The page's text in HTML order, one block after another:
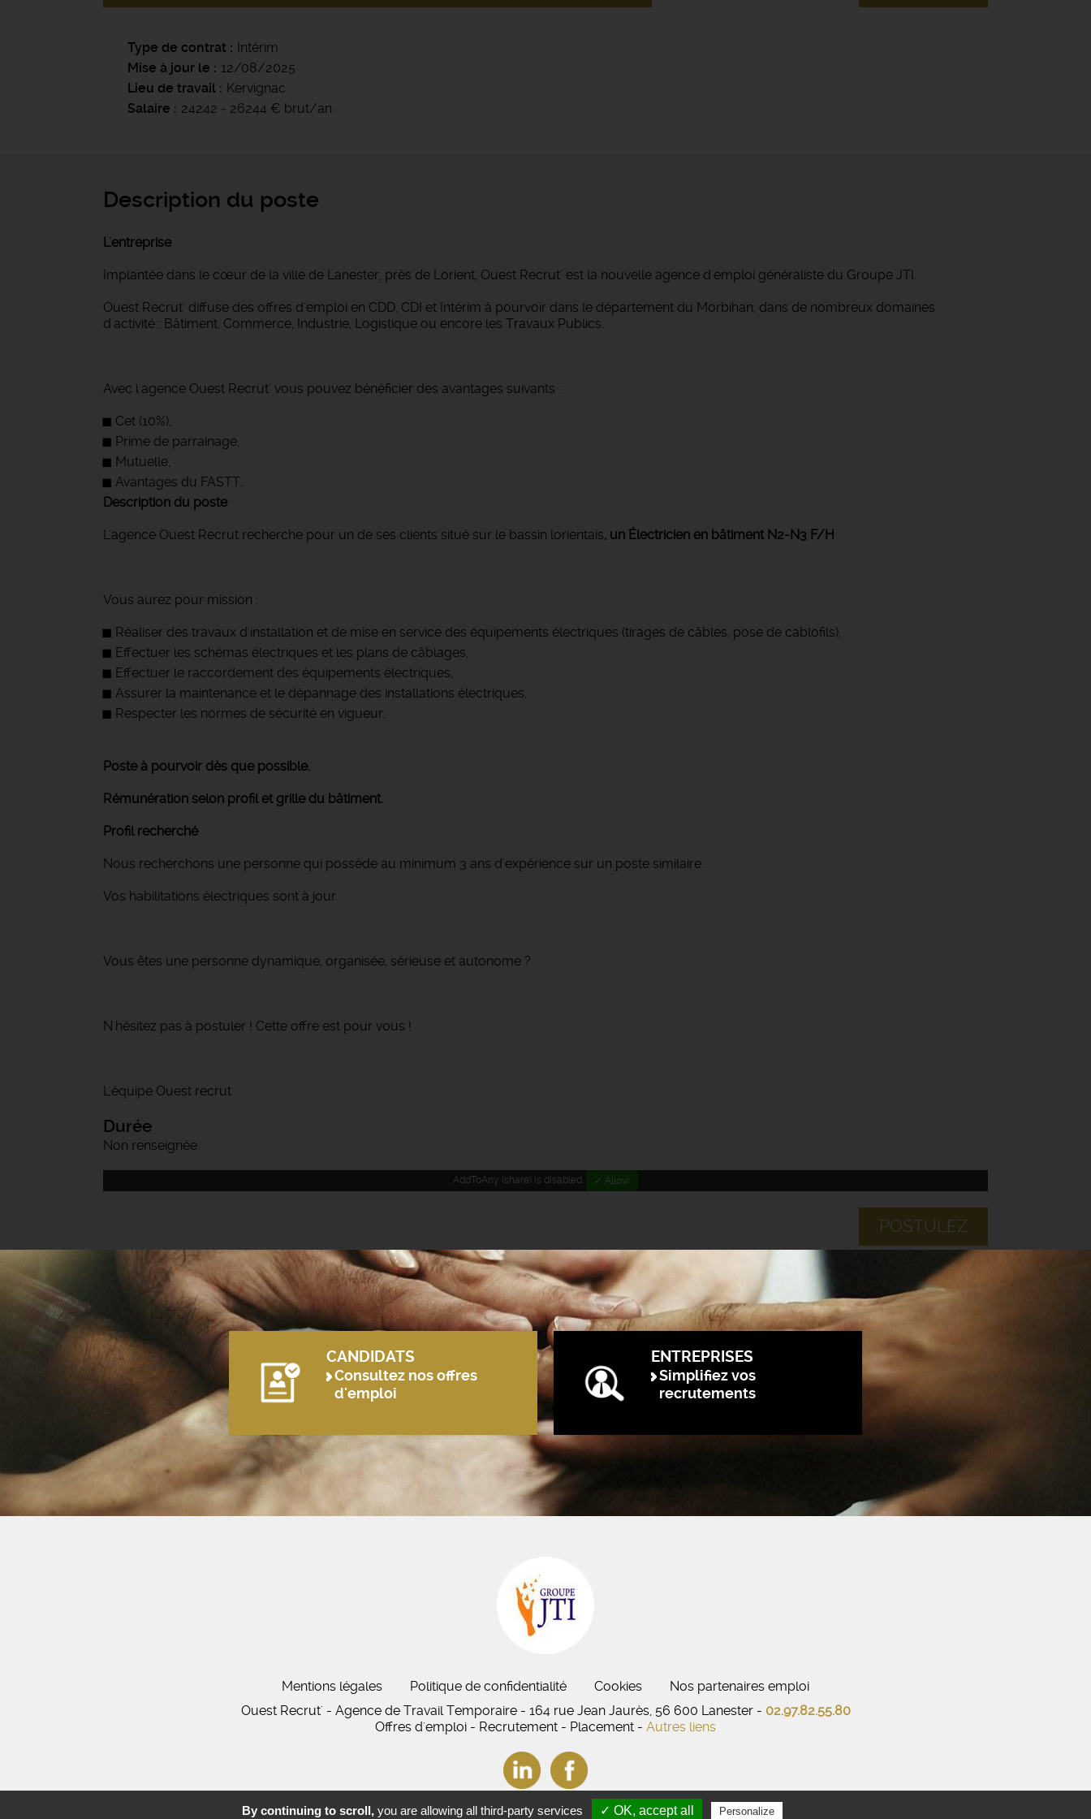
Type de contrat
Intérim
Mise à jour le
12/08/2025
Lieu de travail
Kervignac
Salaire
24242 - 26244 € brut/an
Description du poste
L'entreprise
Implantée dans le cœur de la ville de Lanester, près de Lorient, Ouest Recrut' est la nouvelle agence d'emploi généraliste du Groupe JTI.
Ouest Recrut' diffuse des offres d'emploi en CDD, CDI et Intérim à pourvoir dans le département du Morbihan, dans de nombreux domaines
d'activité : Bâtiment, Commerce, Industrie, Logistique ou encore les Travaux Publics.
Avec l'agence Ouest Recrut' vous pouvez bénéficier des avantages suivants :
Cet (10%),
Prime de parrainage,
Mutuelle,
Avantages du FASTT.
Description du poste
L'agence Ouest Recrut recherche pour un de ses clients situé sur le bassin lorientais, un Électricien en bâtiment N2-N3 F/H
Vous aurez pour mission :
Réaliser des travaux d'installation et de mise en service des équipements électriques (tirages de câbles, pose de cablofils),
Effectuer les schémas électriques et les plans de câblages,
Effectuer le raccordement des équipements électriques,
Assurer la maintenance et le dépannage des installations électriques,
Respecter les normes de sécurité en vigueur.
Poste à pourvoir dès que possible.
Rémunération selon profil et grille du bâtiment.
Profil recherché
Nous recherchons une personne qui possède au minimum 3 ans d'expérience sur un poste similaire.
Vos habilitations électriques sont à jour.
Vous êtes une personne dynamique, organisée, sérieuse et autonome ?
N'hésitez pas à postuler ! Cette offre est pour vous !
L'équipe Ouest recrut
Durée
Non renseignée
AddToAny (share) is disabled. ✓ Allow
POSTULEZ
CANDIDATS
Consultez nos offres
d'emploi
ENTREPRISES
Simplifiez vos
recrutements
Mentions légales Politique de confidentialité Cookies
Nos partenaires emploi
Ouest Recrut' - Agence de Travail Temporaire - 164 rue Jean Jaurès, 56 600 Lanester - 02.97.82.55.80
Offres d'emploi - Recrutement - Placement - Autres liens
By continuing to scroll, you are allowing all third-party services ✓ OK, accept all Personalize